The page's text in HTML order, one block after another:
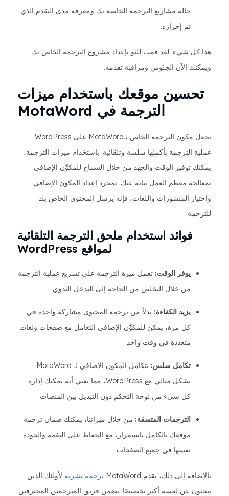
حالة مشاريع الترجمة الخاصة بك ومعرفة مدى التقدم الذي
تم إحرازه.
هذا كل شيء! لقد قمت للتو بإعداد مشروع الترجمة الخاص بك
ويمكنك الآن الجلوس ومراقبة تقدمه.
تحسين موقعك باستخدام ميزات
الترجمة في MotaWord
يجعل مكون الترجمة الخاص بـMotaWord على WordPress
عملية الترجمة بأكملها سلسة وتلقائية. باستخدام ميزات الترجمة،
يمكنك توفير الوقت والجهد من خلال السماح للمكوِّن الإضافي
بمعالجة معظم العمل نيابة عنك. بمجرد إعداد المكون الإضافي
واختيار المنشورات واللغات، فإنه يرسل المحتوى الخاص بك
للترجمة.
فوائد استخدام ملحق الترجمة التلقائية
لمواقع WordPress
يوفر الوقت: تعمل ميزة الترجمة على تسريع عملية الترجمة
من خلال التخلص من الحاجة إلى التدخل اليدوي.
يزيد الكفاءة: بدلاً من ترجمة المحتوى مشاركة واحدة في
كل مرة، يمكن للمكوِّن الإضافي التعامل مع صفحات ولغات
متعددة في وقت واحد.
تكامل سلس:
يتكامل المكون الإضافي لـ MotaWord
بشكل مثالي مع WordPress، مما يعني أنه يمكنك إدارة
كل شيء من لوحة التحكم دون التبديل بين المنصات.
الترجمات المتسقة: من خلال ميزاتنا، يمكنك ضمان ترجمة
موقعك بالكامل باستمرار، مع الحفاظ على النغمة والجودة
نفسها في جميع الصفحات.
بالإضافة إلى ذلك، تقدم MotaWord ترجمة بشرية لأولئك الذين
يبحثون عن لمسة أكثر تخصيصًا. يضمن فريق المترجمين المحترفين